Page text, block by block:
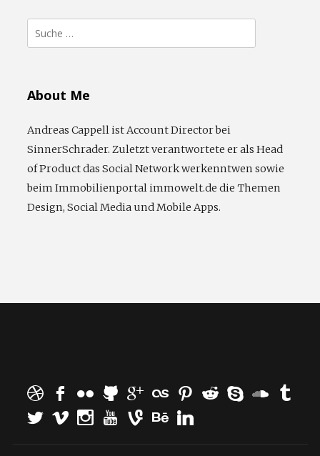
Suche
nach:
About Me
Andreas Cappell ist Account Director bei
SinnerSchrader. Zuletzt verantwortete er als Head
of Product das Social Network werkenntwen sowie
beim Immobilienportal immowelt.de die Themen
Design, Social Media und Mobile Apps.